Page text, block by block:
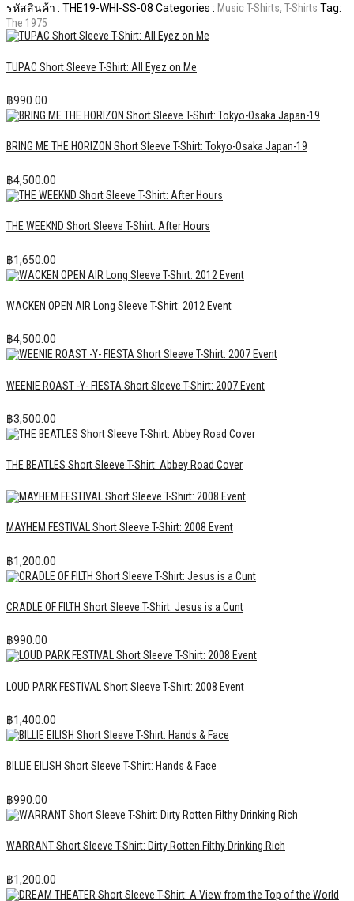
รหัสสินค้า : THE19-WHI-SS-08 Categories : Music T-Shirts, T-Shirts Tag:
The 1975
TUPAC Short Sleeve T-Shirt: All Eyez on Me
฿990.00
BRING ME THE HORIZON Short Sleeve T-Shirt: Tokyo-Osaka Japan-19
฿4,500.00
THE WEEKND Short Sleeve T-Shirt: After Hours
฿1,650.00
WACKEN OPEN AIR Long Sleeve T-Shirt: 2012 Event
฿4,500.00
WEENIE ROAST -Y- FIESTA Short Sleeve T-Shirt: 2007 Event
฿3,500.00
THE BEATLES Short Sleeve T-Shirt: Abbey Road Cover
MAYHEM FESTIVAL Short Sleeve T-Shirt: 2008 Event
฿1,200.00
CRADLE OF FILTH Short Sleeve T-Shirt: Jesus is a Cunt
฿990.00
LOUD PARK FESTIVAL Short Sleeve T-Shirt: 2008 Event
฿1,400.00
BILLIE EILISH Short Sleeve T-Shirt: Hands & Face
฿990.00
WARRANT Short Sleeve T-Shirt: Dirty Rotten Filthy Drinking Rich
฿1,200.00